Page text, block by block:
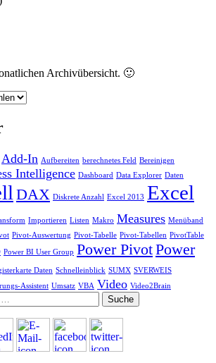
Archivübersicht. 🙂
Add-In Aufbereiten berechnetes Feld Bereinigen
Intelligence Dashboard Data Explorer Daten
DAX Diskrete Anzahl Excel 2013 Excel
Importieren Listen Makro Measures Menüband
Pivot-Auswertung Pivot-Tabelle Pivot-Tabellen PivotTable
Power BI User Group Power PivotPower
Daten Schnelleinblick SUMX SVERWEIS
Assistent Umsatz VBA Video Video2Brain